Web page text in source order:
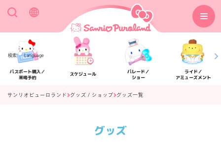
検索 Language
パスポート購入／
来場予約
スケジュール
パレード／
ショー
ライド／
アミューズメント
サンリオピューロランド グッズ / ショップ グッズ一覧
グッズ